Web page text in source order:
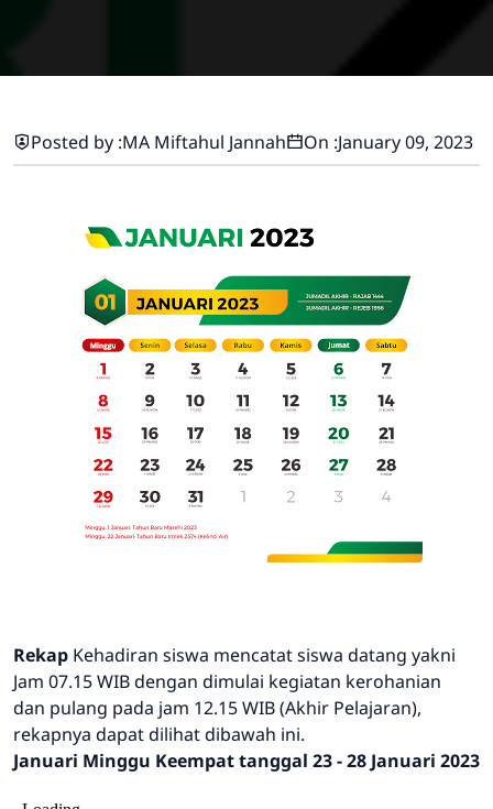
Posted by :MA Miftahul Jannah On :January 09, 2023
Rekap Kehadiran siswa mencatat siswa datang yakni
Jam 07.15 WIB dengan dimulai kegiatan kerohanian
dan pulang pada jam 12.15 WIB (Akhir Pelajaran),
rekapnya dapat dilihat dibawah ini.
Januari Minggu Keempat tanggal 23 - 28 Januari 2023